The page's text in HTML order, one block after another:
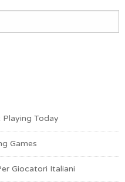
Today
Games
Giocatori Italiani